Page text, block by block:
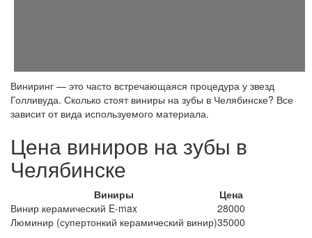
Виниринг — это часто встречающаяся процедура у звезд
Голливуда. Сколько стоят виниры на зубы в Челябинске? Все
зависит от вида используемого материала.
Цена виниров на зубы в
Челябинске
Виниры
Цена
Винир керамический E-max
28000
Люминир (супертонкий керамический винир)35000